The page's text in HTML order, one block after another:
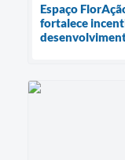
Espaço
fortalece